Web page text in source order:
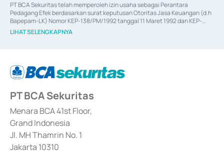
PT BCA Sekuritas telah memperoleh izin usaha sebagai Perantara
Pedagang Efek berdasarkan surat keputusan Otoritas Jasa Keuangan (d.h
Bapepam-LK) Nomor KEP-138/PM/1992 tanggal 11 Maret 1992 dan KEP-
06/D.04/2014 tanggal 28 Februari 2014, izin usaha sebagai Penjamin Emisi
Efek berdasarkan surat keputusan Otoritas Jasa Keuangan Nomor KEP-
berdasarkan surat keputusan Otoritas Jasa Keuangan Nomor S-
67/PM.21/2017 tanggal 3 Februari 2017, dan beberapa izin usaha lainnya
Sertifikat Deposito di Pasar Uang yang izinnya diterbitkan pada tahun 2017
dan izin usaha lainnya dari Bank Indonesia sebagai Lembaga Pendukung
Penerbitan, Transaksi, serta Penatausahaan dan Penyelesaian Transaksi
Surat Berharga Komersial yang izinnya diterbitkan pada tahun 2018.
LIHAT SELENGKAPNYA
PT BCA Sekuritas
Menara BCA 41st Floor,
Grand Indonesia
Jl. MH Thamrin No. 1
Jakarta 10310